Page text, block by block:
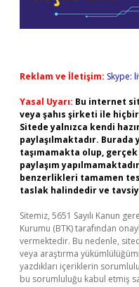
Reklam ve İletişim: Skype:
Yasal Uyarı: Bu internet
veya şahıs şirketi ile
Sitede yalnızca kendi
paylaşılmaktadır.
taşımamakta olup,
paylaşım
benzerlikleri tamamen
taslak halindedir ve
Sitemiz, 5651 Sayılı Kanun
Kurumu (BTK) tarafından
vermektedir. Bu nedenle,
veya araştırma
yazdıkları içeriklerin
bu sorumluluğu kabul etmiş